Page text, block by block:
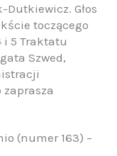
Głos
toczącego
i 5 Traktatu
Szwed,
zaprasza
(numer 163) –